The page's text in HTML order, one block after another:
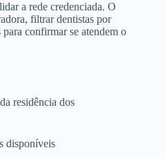
a rede credenciada. O
filtrar dentistas por
confirmar se atendem o
residência dos
disponíveis